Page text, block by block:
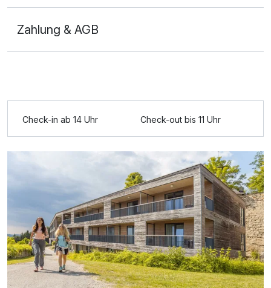
Zahlung & AGB
Check-in ab 14 Uhr Check-out bis 11 Uhr